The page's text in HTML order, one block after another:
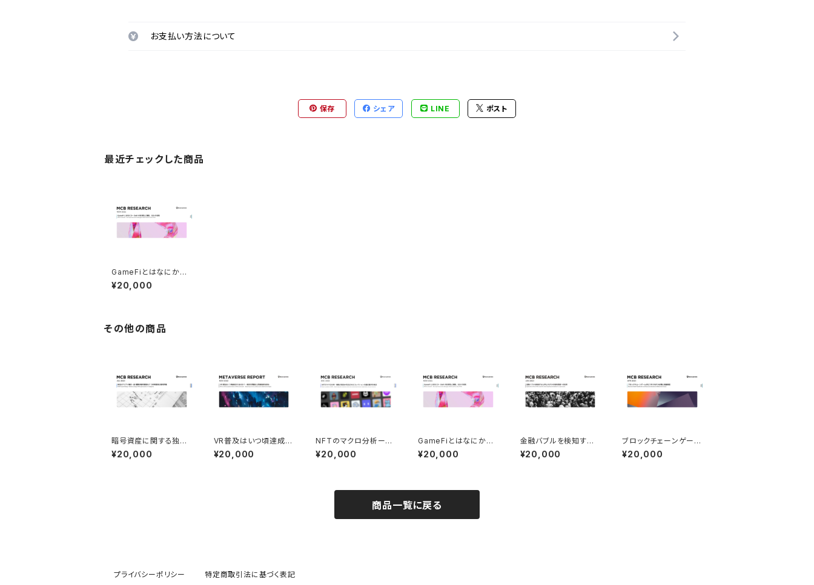
お支払い方法について
保存 シェア LINE ポスト
最近チェックした商品
GameFiとはなにか―
DeFiの重要性と課題、
CEXの役割（2021年11
¥20,000
その他の商品
暗号資産に関する独自
の格付評価モデルを考
案（2023年7月発行）
¥20,000
VR普及はいつ頃達成さ
れるのか？―現状の問
題点と関連技術を探る
¥20,000
NFTのマクロ分析ー価
格の復活が見込まれる
コレクションの選定基
¥20,000
GameFiとはなにか―
DeFiの重要性と課題、
CEXの役割（2021年11
¥20,000
金融バブルを検知するL
PPLSモデルの暗号資
産への応用（2023年1
¥20,000
ブロックチェーンゲーム
のビジネスモデルの分
類と収益推定（2023年
¥20,000
商品一覧に戻る
プライバシーポリシー 特定商取引法に基づく表記